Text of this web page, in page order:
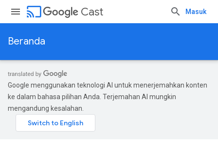
cast Cast Masuk
Beranda
Google menggunakan teknologi AI untuk menerjemahkan konten
ke dalam bahasa pilihan Anda. Terjemahan AI mungkin
mengandung kesalahan.